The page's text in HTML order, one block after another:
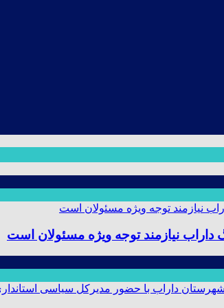
نیازمند توجه ویژه مسئولان است